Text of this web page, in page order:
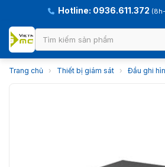
Hotline: 0936.611.372
Trang chủ › Thiết bị giám sát › Đầu ghi